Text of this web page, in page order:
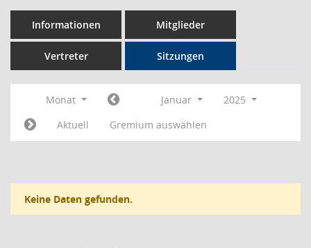
Informationen Mitglieder
Vertreter Sitzungen
Monat Januar
2025
Aktuell
Gremium auswählen
Keine Daten gefunden.